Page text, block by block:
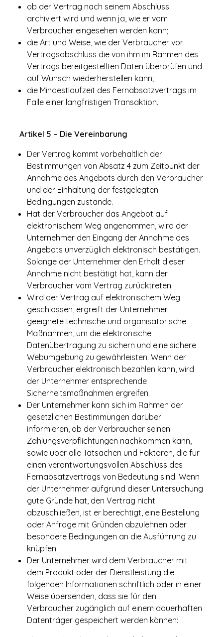
ob der Vertrag nach seinem Abschluss
archiviert wird und wenn ja, wie er vom
Verbraucher eingesehen werden kann;
die Art und Weise, wie der Verbraucher vor
Vertragsabschluss die von ihm im Rahmen des
Vertrags bereitgestellten Daten überprüfen und
auf Wunsch wiederherstellen kann;
die Mindestlaufzeit des Fernabsatzvertrags im
Falle einer langfristigen Transaktion.
Artikel 5 – Die Vereinbarung
Der Vertrag kommt vorbehaltlich der
Bestimmungen von Absatz 4 zum Zeitpunkt der
Annahme des Angebots durch den Verbraucher
und der Einhaltung der festgelegten
Bedingungen zustande.
Hat der Verbraucher das Angebot auf
elektronischem Weg angenommen, wird der
Unternehmer den Eingang der Annahme des
Angebots unverzüglich elektronisch bestätigen.
Solange der Unternehmer den Erhalt dieser
Annahme nicht bestätigt hat, kann der
Verbraucher vom Vertrag zurücktreten.
Wird der Vertrag auf elektronischem Weg
geschlossen, ergreift der Unternehmer
geeignete technische und organisatorische
Maßnahmen, um die elektronische
Datenübertragung zu sichern und eine sichere
Webumgebung zu gewährleisten. Wenn der
Verbraucher elektronisch bezahlen kann, wird
der Unternehmer entsprechende
Sicherheitsmaßnahmen ergreifen.
Der Unternehmer kann sich im Rahmen der
gesetzlichen Bestimmungen darüber
informieren, ob der Verbraucher seinen
Zahlungsverpflichtungen nachkommen kann,
sowie über alle Tatsachen und Faktoren, die für
einen verantwortungsvollen Abschluss des
Fernabsatzvertrags von Bedeutung sind. Wenn
der Unternehmer aufgrund dieser Untersuchung
gute Gründe hat, den Vertrag nicht
abzuschließen, ist er berechtigt, eine Bestellung
oder Anfrage mit Gründen abzulehnen oder
besondere Bedingungen an die Ausführung zu
knüpfen.
Der Unternehmer wird dem Verbraucher mit
dem Produkt oder der Dienstleistung die
folgenden Informationen schriftlich oder in einer
Weise übersenden, dass sie für den
Verbraucher zugänglich auf einem dauerhaften
Datenträger gespeichert werden können: